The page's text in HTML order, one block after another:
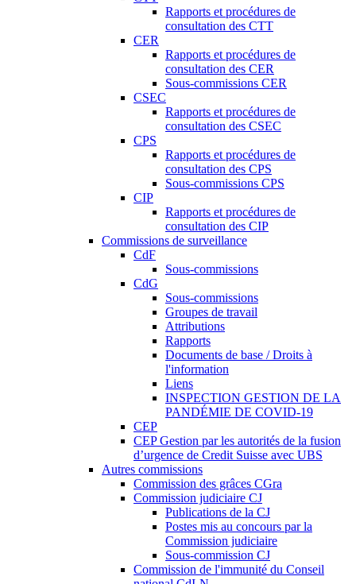
Rapports et procédures de
consultation des CTT
CER
Rapports et procédures de
consultation des CER
Sous-commissions CER
CSEC
Rapports et procédures de
consultation des CSEC
CPS
Rapports et procédures de
consultation des CPS
Sous-commissions CPS
CIP
Rapports et procédures de
consultation des CIP
Commissions de surveillance
CdF
Sous-commissions
CdG
Sous-commissions
Groupes de travail
Attributions
Rapports
Documents de base / Droits à
l'information
Liens
INSPECTION GESTION DE LA
PANDÉMIE DE COVID-19
CEP
CEP Gestion par les autorités de la fusion
d’urgence de Credit Suisse avec UBS
Autres commissions
Commission des grâces CGra
Commission judiciaire CJ
Publications de la CJ
Postes mis au concours par la
Commission judiciaire
Sous-commission CJ
Commission de l'immunité du Conseil